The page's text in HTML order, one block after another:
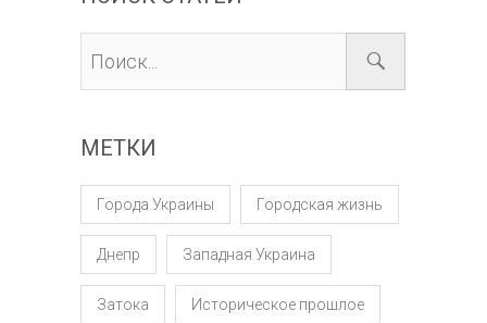
МЕТКИ
Города Украины Городская жизнь
Днепр Западная Украина
Затока Историческое прошлое